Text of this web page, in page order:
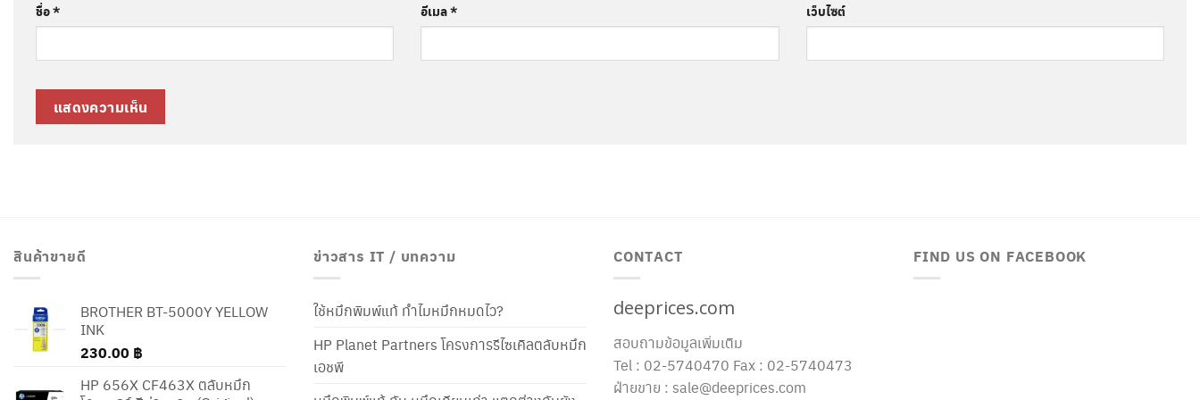
ชื่อ* อีเมล* เว็บไซต์
สินค้าขายดี
BROTHER BT-5000Y YELLOW
INK
230.00 ฿
HP 656X CF463X ตลับหมึก
ข่าวสาร IT / บทความ
ใช้หมึกพิมพ์แท้ ทำไมหมึกหมดไว?
HP Planet Partners โครงการรีไซเคิลตลับหมึก
เอชพี
CONTACT
deeprices.com
สอบถามข้อมูลเพิ่มเติม
Tel : 02-5740470 Fax : 02-5740473
ฝ่ายขาย : sale@deeprices.com
FIND US ON FACEBOOK